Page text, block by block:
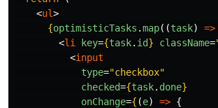
<ul>
{optimisticTasks .map((task) =>
<li key={task. id} className=
<input
type="checkbox"
checked={task. done}
onChange={ (e) => {